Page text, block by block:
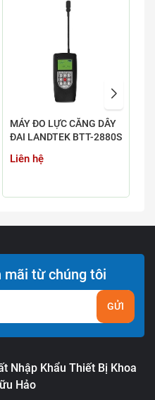
MÁY ĐO LỰC CĂNG DÂY
ĐAI LANDTEK BTT-2880S
Liên hệ
mãi từ chúng tôi
GỬI
Nhập Khẩu Thiết Bị Khoa
Hảo